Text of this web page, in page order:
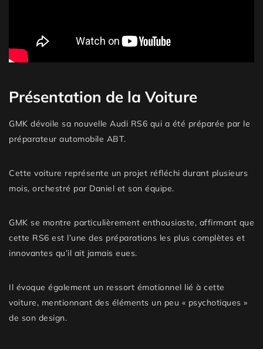
Présentation de la Voiture
GMK dévoile sa nouvelle Audi RS6 qui a été préparée par le
préparateur automobile ABT.
Cette voiture représente un projet réfléchi durant plusieurs
mois, orchestré par Daniel et son équipe.
GMK se montre particulièrement enthousiaste, affirmant que
cette RS6 est l’une des préparations les plus complètes et
innovantes qu’il ait jamais eues.
Il évoque également un ressort émotionnel lié à cette
voiture, mentionnant des éléments un peu « psychotiques »
de son design.